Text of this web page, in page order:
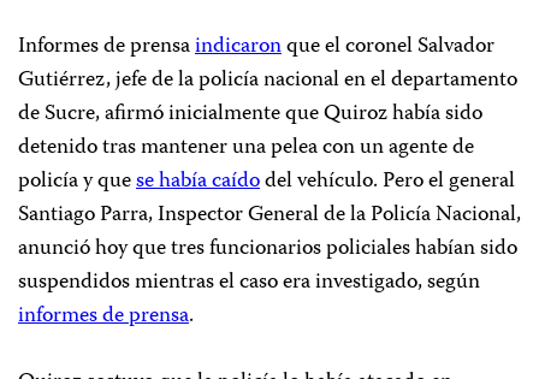
Informes de prensaindicaronque el coronel Salvador
Gutiérrez, jefe de la policía nacional en el departamento
de Sucre, afirmó inicialmente que Quiroz había sido
detenido tras mantener una pelea con un agente de
policía y quese había caídodel vehículo. Pero el general
Santiago Parra, Inspector General de la Policía Nacional,
anunció hoy que tres funcionarios policiales habían sido
suspendidos mientras el caso era investigado, según
informes de prensa.